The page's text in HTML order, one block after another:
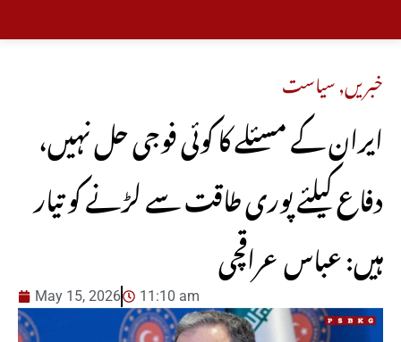
خبریں,سیاست
ایران کے مسئلے کا کوئی فوجی حل نہیں،
دفاع کیلئے پوری طاقت سے لڑنے کو تیار
ہیں: عباس عراقچی
May 15, 2026 11:10 am